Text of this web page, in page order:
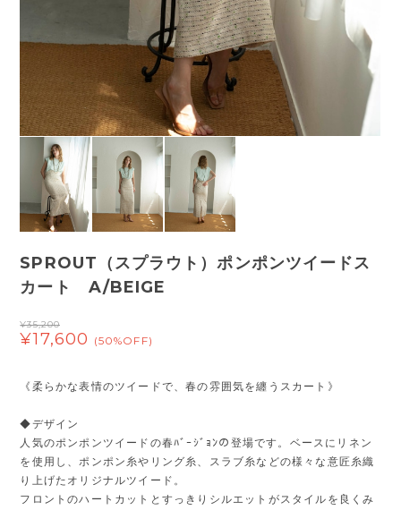
SPROUT（スプラウト）ポンポンツイードス
カート A/BEIGE
¥35,200
¥17,600 (50%OFF)
《柔らかな表情のツイードで、春の雰囲気を纏うスカート》
◆デザイン
人気のポンポンツイードの春ﾊﾞｰｼﾞｮﾝの登場です。ベースにリネン
を使用し、ポンポン糸やリング糸、スラブ糸などの様々な意匠糸織
り上げたオリジナルツイード。
フロントのハートカットとすっきりシルエットがスタイルを良くみ